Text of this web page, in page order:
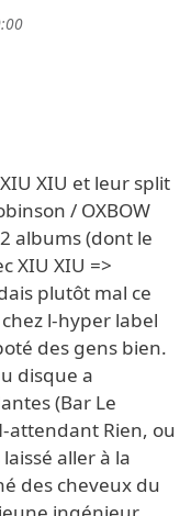
XIU et leur split
/ OXBOW
albums (dont le
XIU XIU =>
plutôt mal ce
l-hyper label
des gens bien.
disque a
(Bar Le
attendant Rien, ou
aller à la
des cheveux du